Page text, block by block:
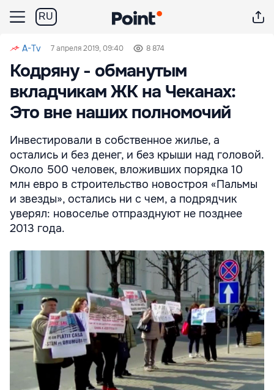
RU
A-Tv 7 апреля 2019, 09:40 8 874
Кодряну - обманутым
вкладчикам ЖК на Чеканах:
Это вне наших полномочий
Инвестировали в собственное жилье, а
остались и без денег, и без крыши над головой.
Около 500 человек, вложивших порядка 10
млн евро в строительство новостроя «Пальмы
и звезды», остались ни с чем, а подрядчик
уверял: новоселье отпразднуют не позднее
2013 года.